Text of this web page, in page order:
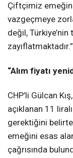
Çiftçimiz
vazgeçmeye
değil,
zayıflatmaktadır.”
“Alım fiyatı
CHP’li Gülcan
açıklanan 11
gerektiğini
emeğini esas
çağrısında